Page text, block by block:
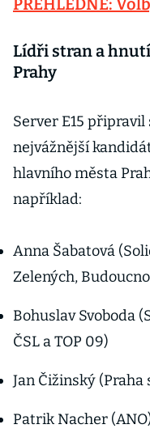
PŘEHLEDNĚ:
Lídři stran a
Prahy
Server E15
nejvážnější
hlavního města
například:
Anna Šabatová
Zelených,
Bohuslav Svoboda
ČSL a TOP 09)
Jan Čižinský (Praha
Patrik Nacher